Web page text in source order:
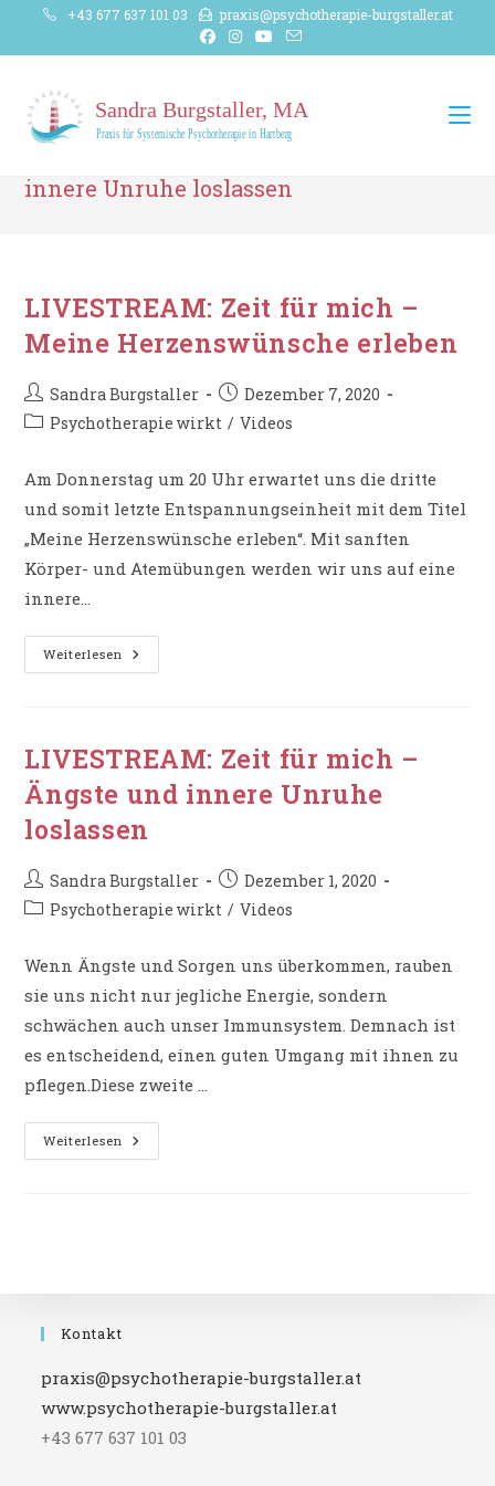
+43 677 637 101 03 praxis@psychotherapie-burgstaller.at
innere Unruhe loslassen
LIVESTREAM: Zeit für mich –
Meine Herzenswünsche erleben
Beitrags-
Autor:
Sandra Burgstaller
Beitrag
veröffentlicht:
Dezember 7, 2020
Beitrags-
Psychotherapie wirkt / Videos
Am Donnerstag um 20 Uhr erwartet uns die dritte
und somit letzte Entspannungseinheit mit dem Titel
„Meine Herzenswünsche erleben“. Mit sanften
Körper- und Atemübungen werden wir uns auf eine
innere…
Weiterlesen LIVESTREAM:
Zeit
Herzenswünsche
Erleben
LIVESTREAM: Zeit für mich –
Ängste und innere Unruhe
loslassen
Beitrags-
Autor:
Sandra Burgstaller
Beitrag
veröffentlicht:
Dezember 1, 2020
Beitrags-
Psychotherapie wirkt / Videos
Wenn Ängste und Sorgen uns überkommen, rauben
sie uns nicht nur jegliche Energie, sondern
schwächen auch unser Immunsystem. Demnach ist
es entscheidend, einen guten Umgang mit ihnen zu
pflegen.Diese zweite …
Weiterlesen LIVESTREAM:
Zeit
Kontakt
praxis@psychotherapie-burgstaller.at
www.psychotherapie-burgstaller.at
+43 677 637 101 03